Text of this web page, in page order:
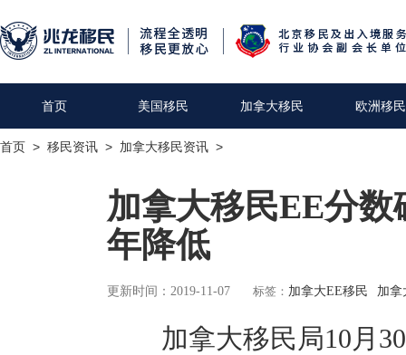
首页 美国移民 加拿大移民 欧洲移民
首页 > 移民资讯 > 加拿大移民资讯 >
加拿大移民EE分
年降低
更新时间：2019-11-07 标签： 加拿大EE移民 加拿
加拿大移民局10月30